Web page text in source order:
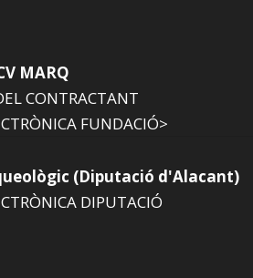
MARQ
CONTRACTANT
FUNDACIÓ>
(Diputació d'Alacant)
DIPUTACIÓ